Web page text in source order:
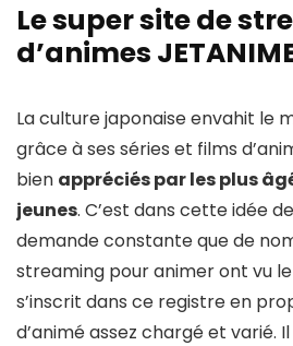
Le super site de
d’animes
La culture japonaise envahit le
grâce à ses séries et films
bien appréciés par les plus
jeunes. C’est dans cette idée
demande constante que de
streaming pour animer ont vu
s’inscrit dans ce registre en
d’animé assez chargé et varié.